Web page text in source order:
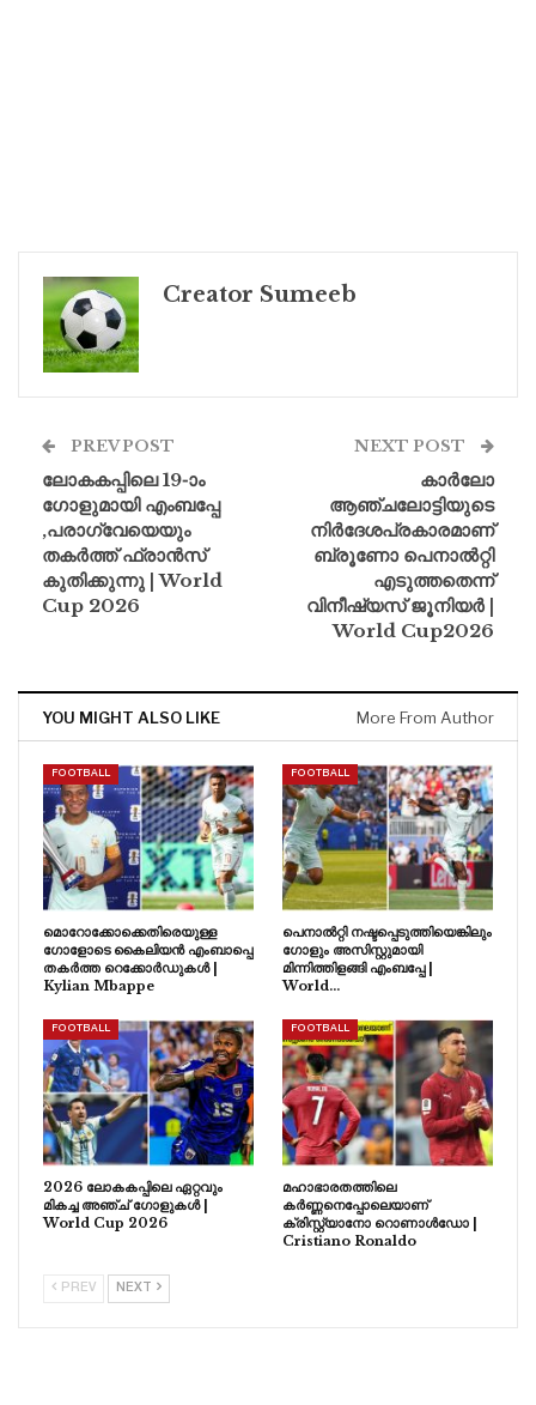
Creator Sumeeb
PREV POST
ലോകകപ്പിലെ 19-ാം
ഗോളുമായി എംബപ്പേ
,പരാഗ്വേയെയും
തകർത്ത് ഫ്രാൻസ്
കുതിക്കുന്നു | World
Cup 2026
NEXT POST
കാർലോ
ആഞ്ചലോട്ടിയുടെ
നിർദേശപ്രകാരമാണ്
ബ്രൂണോ പെനാൽറ്റി
എടുത്തതെന്ന്
വിനീഷ്യസ് ജൂനിയർ |
World Cup2026
YOU MIGHT ALSO LIKE More From Author
FOOTBALL
മൊറോക്കോക്കെതിരെയുള്ള
ഗോളോടെ കൈലിയൻ എംബാപ്പെ
തകർത്ത റെക്കോർഡുകൾ |
Kylian Mbappe
FOOTBALL
പെനാൽറ്റി നഷ്ടപ്പെടുത്തിയെങ്കിലും
ഗോളും അസിസ്റ്റുമായി
മിന്നിത്തിളങ്ങി എംബപ്പേ |
World…
FOOTBALL
2026 ലോകകപ്പിലെ ഏറ്റവും
മികച്ച അഞ്ച് ഗോളുകൾ |
World Cup 2026
FOOTBALL
മഹാഭാരതത്തിലെ
കർണ്ണനെപ്പോലെയാണ്
ക്രിസ്റ്റ്യാനോ റൊണാൾഡോ |
Cristiano Ronaldo
PREV NEXT